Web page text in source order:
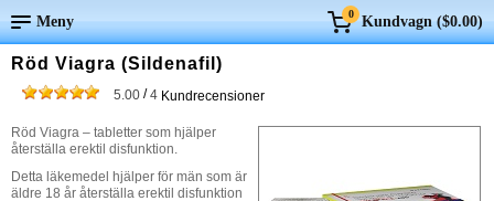
Meny 0 Kundvagn ($0.00)
Röd Viagra (Sildenafil)
5.00 /4 Kundrecensioner
Röd Viagra – tabletter som hjälper
återställa erektil disfunktion.
Detta läkemedel hjälper för män som är
äldre 18 år återställa erektil disfunktion